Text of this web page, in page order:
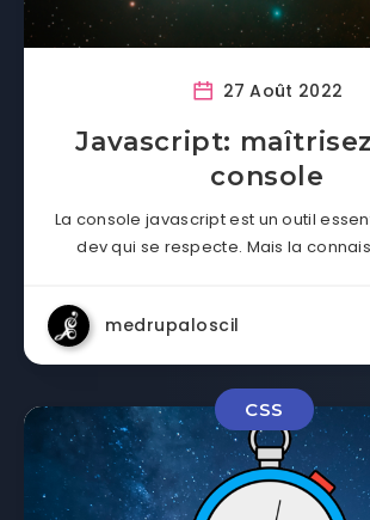
27 Août 2022
Javascript:
console
La console javascript est un outil
dev qui se respecte. Mais la
medrupaloscil
CSS